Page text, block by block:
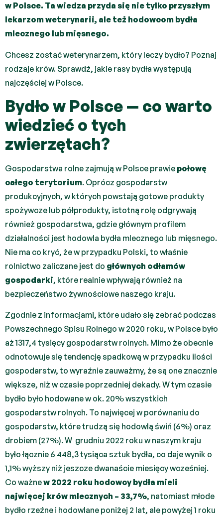
w Polsce. Ta wiedza przyda się nie tylko przyszłym
lekarzom weterynarii, ale też hodowcom bydła
mlecznego lub mięsnego.
Chcesz zostać weterynarzem, który leczy bydło? Poznaj
rodzaje krów. Sprawdź, jakie rasy bydła występują
najczęściej w Polsce.
Bydło w Polsce — co warto
wiedzieć o tych
zwierzętach?
Gospodarstwa rolne zajmują w Polsce prawie połowę
całego terytorium. Oprócz gospodarstw
produkcyjnych, w których powstają gotowe produkty
spożywcze lub półprodukty, istotną rolę odgrywają
również gospodarstwa, gdzie głównym profilem
działalności jest hodowla bydła mlecznego lub mięsnego.
Nie ma co kryć, że w przypadku Polski, to właśnie
rolnictwo zaliczane jest do głównych odłamów
gospodarki, które realnie wpływają również na
bezpieczeństwo żywnościowe naszego kraju.
Zgodnie z informacjami, które udało się zebrać podczas
Powszechnego Spisu Rolnego w 2020 roku, w Polsce było
aż 1317,4 tysięcy gospodarstw rolnych. Mimo że obecnie
odnotowuje się tendencję spadkową w przypadku ilości
gospodarstw, to wyraźnie zauważmy, że są one znacznie
większe, niż w czasie poprzedniej dekady. W tym czasie
bydło było hodowane w ok. 20% wszystkich
gospodarstw rolnych. To najwięcej w porównaniu do
gospodarstw, które trudzą się hodowlą świń (6%) oraz
drobiem (27%). W grudniu 2022 roku w naszym kraju
było łącznie 6 448,3 tysiąca sztuk bydła, co daje wynik o
1,1% wyższy niż jeszcze dwanaście miesięcy wcześniej.
Co ważnew 2022 roku hodowcy bydła mieli
najwięcej krów mlecznych – 33,7%, natomiast młode
bydło rzeźne i hodowlane poniżej 2 lat, ale powyżej 1 roku